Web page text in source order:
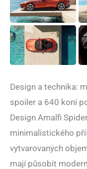
Design a technika:
spoiler a 640 koní
Design Amalfi
minimalistického
vytvarovaných
mají působit